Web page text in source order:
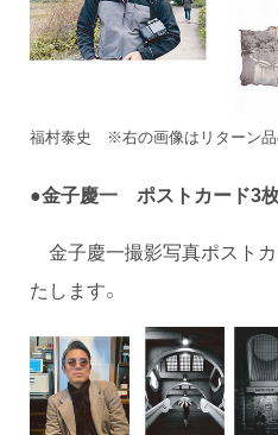
福村泰史 ※右の画像はリターン品
●金子慶一 ポストカード3
金子慶一撮影写真ポスト
たします。